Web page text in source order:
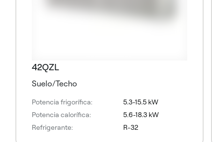
42QZL
Suelo/Techo
Potencia frigorífica:
5.3-15.5 kW
Potencia calorífica:
5.6-18.3 kW
Refrigerante:
R-32